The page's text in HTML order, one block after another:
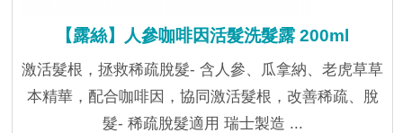
【露絲】人參咖啡因活髮洗髮露 200ml
激活髮根，拯救稀疏脫髮- 含人參、瓜拿納、老虎草草
本精華，配合咖啡因，協同激活髮根，改善稀疏、脫
髮- 稀疏脫髮適用 瑞士製造 ...